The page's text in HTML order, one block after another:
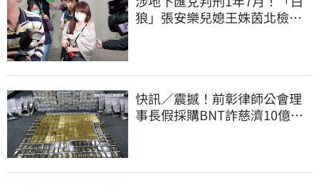
狼」張安樂兒媳王姝茵北檢報
快訊／震撼！前彰律師公會理
事長假採購BNT詐慈濟10億、